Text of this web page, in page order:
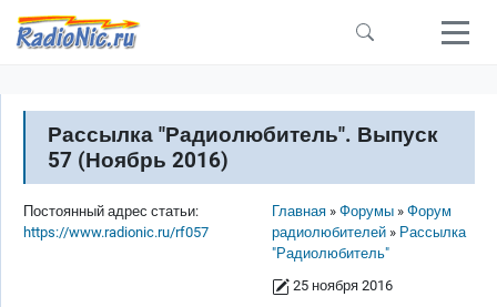
Перейти к основному содержанию
Рассылка "Радиолюбитель". Выпуск
57 (Ноябрь 2016)
Строка навигации
Главная Форумы
Форум
радиолюбителей
Рассылка
"Радиолюбитель"
25 ноября 2016
Постоянный адрес статьи:
https://www.radionic.ru/rf057